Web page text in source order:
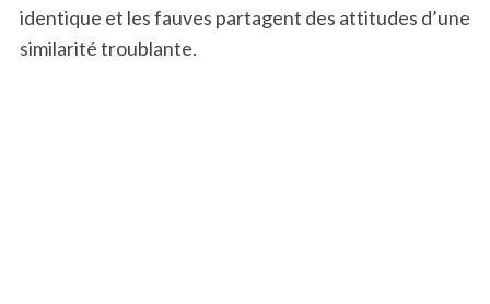
identique et les fauves partagent des attitudes d’une
similarité troublante.